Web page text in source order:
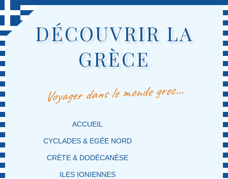
DÉCOUVRIR LA
GRÈCE
Voyager dans le monde grec…
MENU PRINCIPAL
MASQUER LA NAVIGATION PRINCIPALE
MASQUER LA NAVIGATION SECONDAIRE
ACCUEIL
CYCLADES & EGÉE NORD
CRÈTE & DODÉCANÈSE
ILES IONIENNES